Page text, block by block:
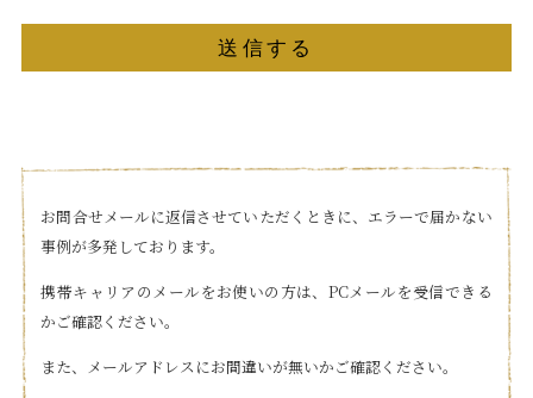
お問合せメールに返信させていただくときに、エラーで届かない
事例が多発しております。
携帯キャリアのメールをお使いの方は、PCメールを受信できる
かご確認ください。
また、メールアドレスにお間違いが無いかご確認ください。